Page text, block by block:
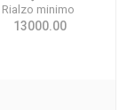
Rialzo minimo
13000.00